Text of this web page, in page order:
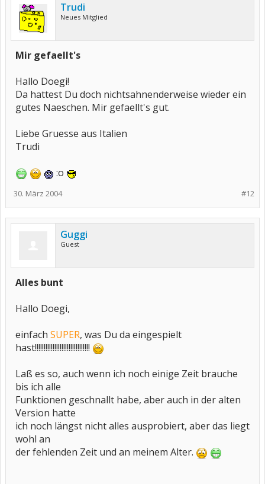
Trudi
Neues Mitglied
Mir gefaellt's
Hallo Doegi!
Da hattest Du doch nichtsahnenderweise wieder ein
gutes Naeschen. Mir gefaellt's gut.
Liebe Gruesse aus Italien
Trudi
:o
#12
30. März 2004
Guggi
Guest
Alles bunt
Hallo Doegi,
einfach SUPER, was Du da eingespielt
hast!!!!!!!!!!!!!!!!!!!!!!!!!!!!!!!
Laß es so, auch wenn ich noch einige Zeit brauche
bis ich alle
Funktionen geschnallt habe, aber auch in der alten
Version hatte
ich noch längst nicht alles ausprobiert, aber das liegt
wohl an
der fehlenden Zeit und an meinem Alter.